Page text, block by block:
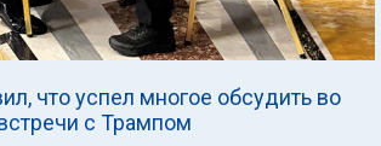
что успел многое обсудить во
с Трампом